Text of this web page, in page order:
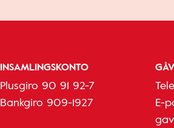
INSAMLINGSKONTO
Plusgiro 90 91 92-7
Bankgiro 909-1927
E-